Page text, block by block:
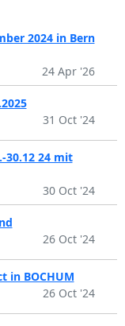
2024 in Bern
24 Apr '26
31 Oct '24
24 mit
30 Oct '24
26 Oct '24
in BOCHUM
26 Oct '24